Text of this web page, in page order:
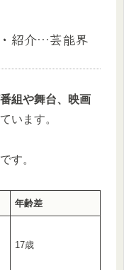
紹介…芸能界
組や舞台、映画
います。
す。
年齢差
17歳